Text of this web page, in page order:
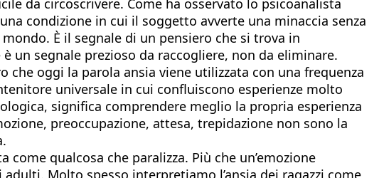
da circoscrivere. Come ha osservato lo psicoanalista
condizione in cui il soggetto avverte una minaccia senza
È il segnale di un pensiero che si trova in
un segnale prezioso da raccogliere, non da eliminare.
oggi la parola ansia viene utilizzata con una frequenza
universale in cui confluiscono esperienze molto
significa comprendere meglio la propria esperienza
preoccupazione, attesa, trepidazione non sono la
qualcosa che paralizza. Più che un’emozione